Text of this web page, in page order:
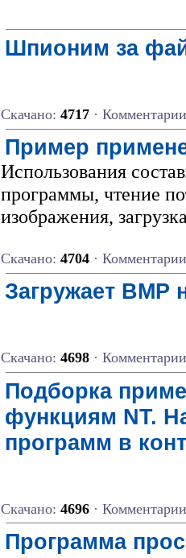
Шпионим за
Скачано: 4717 ·
Пример
Использования
программы, чтение
изображения,
Скачано: 4704 ·
Загружает BMP
Скачано: 4698 ·
Подборка
функциям NT.
программ в
Скачано: 4696 ·
Программа